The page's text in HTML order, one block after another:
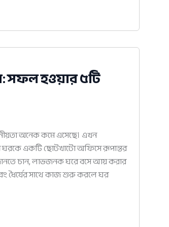
সফল হওয়ার ৫টি
অনেক কমে এসেছে। এখন
একটি ছোটখাটো অফিসে রূপান্তর
চান, লাভজনক ঘরে বসে আয় করার
ধৈর্যের সাথে কাজ শুরু করলে ঘর